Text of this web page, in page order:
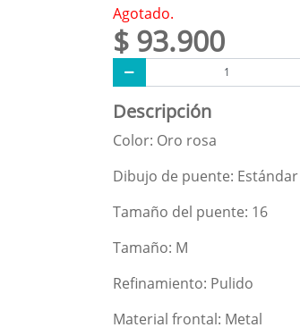
Agotado.
$ 93.900
Descripción
Color: Oro rosa
Dibujo de puente: Estándar
Tamaño del puente: 16
Tamaño: M
Refinamiento: Pulido
Material frontal: Metal